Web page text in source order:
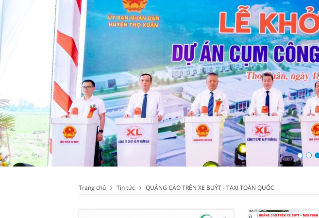
Trang chủ Tin tức QUẢNG CÁO TRÊN XE BUÝT - TAXI TOÀN QUỐC